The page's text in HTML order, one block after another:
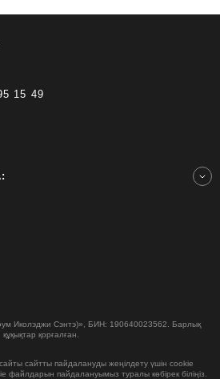
15 49
Иколэджи Сэнтэ)», БИН: 190640023562. Барлық
құқықтар қорғалған.
сайтты пайдалануды жеңілдету үшін cookie
пайдалануымыз туралы көбірек біліңіз.